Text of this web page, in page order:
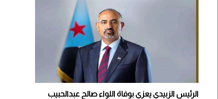
الرئيس الزبيدي يعزي بوفاة اللواء صالح عبدالحبيب